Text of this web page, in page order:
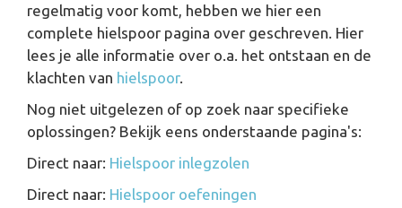
regelmatig voor komt, hebben we hier een
complete hielspoor pagina over geschreven. Hier
lees je alle informatie over o.a. het ontstaan en de
klachten van hielspoor.
Nog niet uitgelezen of op zoek naar specifieke
oplossingen? Bekijk eens onderstaande pagina's:
Direct naar: Hielspoor inlegzolen
Direct naar: Hielspoor oefeningen